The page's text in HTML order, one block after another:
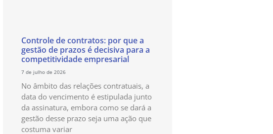
Controle de contratos: por que a
gestão de prazos é decisiva para a
competitividade empresarial
7 de julho de 2026
No âmbito das relações contratuais, a
data do vencimento é estipulada junto
da assinatura, embora como se dará a
gestão desse prazo seja uma ação que
costuma variar